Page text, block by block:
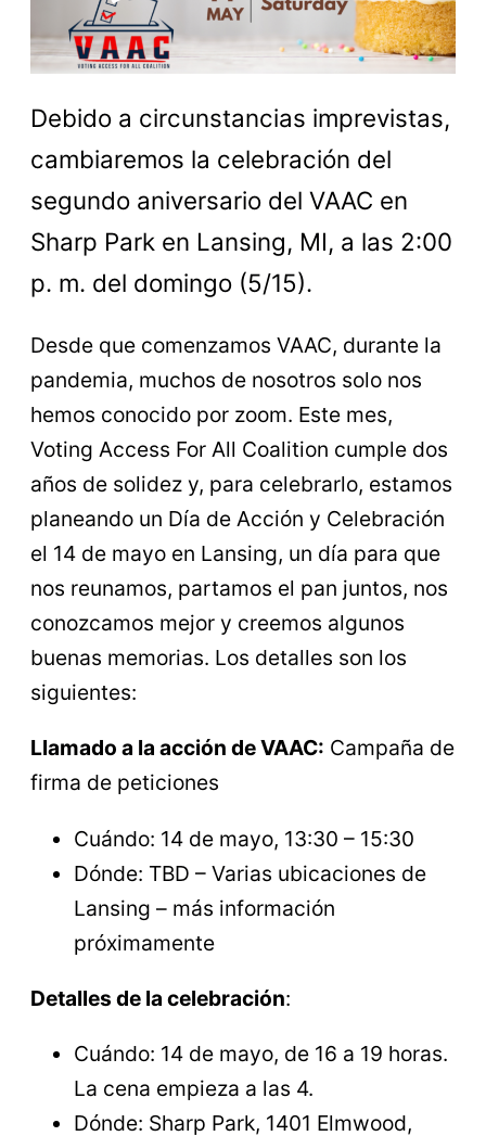
Debido a circunstancias imprevistas,
cambiaremos la celebración del
segundo aniversario del VAAC en
Sharp Park en Lansing, MI, a las 2:00
p. m. del domingo (5/15).
Desde que comenzamos VAAC, durante la
pandemia, muchos de nosotros solo nos
hemos conocido por zoom. Este mes,
Voting Access For All Coalition cumple dos
años de solidez y, para celebrarlo, estamos
planeando un Día de Acción y Celebración
el 14 de mayo en Lansing, un día para que
nos reunamos, partamos el pan juntos, nos
conozcamos mejor y creemos algunos
buenas memorias. Los detalles son los
siguientes:
Llamado a la acción de VAAC: Campaña de
firma de peticiones
Cuándo: 14 de mayo, 13:30 – 15:30
Dónde: TBD – Varias ubicaciones de
Lansing – más información
próximamente
Detalles de la celebración:
Cuándo: 14 de mayo, de 16 a 19 horas.
La cena empieza a las 4.
Dónde: Sharp Park, 1401 Elmwood,